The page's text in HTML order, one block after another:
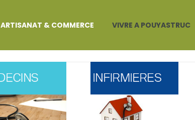
ARTISANAT & COMMERCE VIVRE A POUYASTRUC